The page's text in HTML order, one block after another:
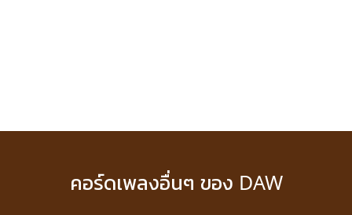
คอร์ดเพลงอื่นๆ ของ DAW